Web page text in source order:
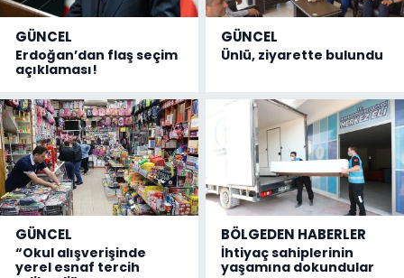
GÜNCEL
Erdoğan’dan flaş seçim
açıklaması!
GÜNCEL
Ünlü, ziyarette bulundu
GÜNCEL
“Okul alışverişinde
yerel esnaf tercih
BÖLGEDEN HABERLER
İhtiyaç sahiplerinin
yaşamına dokundular